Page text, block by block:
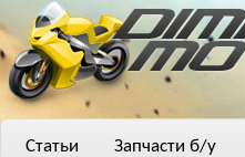
Статьи Запчасти б/у